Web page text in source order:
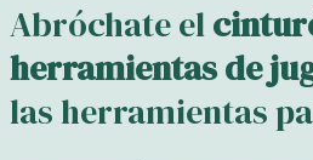
Abróchate el
herramientas de
las herramientas